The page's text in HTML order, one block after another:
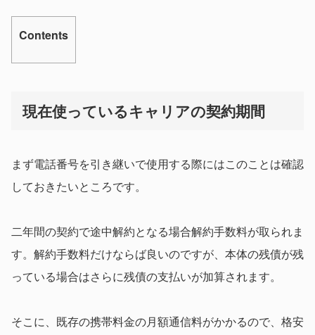
Contents
現在使っているキャリアの契約期間
まず電話番号を引き継いで使用する際にはこのことは確認
しておきたいところです。
二年間の契約で途中解約となる場合解約手数料が取られま
す。解約手数料だけならば良いのですが、本体の残債が残
っている場合はさらに残債の支払いが加算されます。
そこに、既存の携帯料金の月額通信料がかかるので、格安